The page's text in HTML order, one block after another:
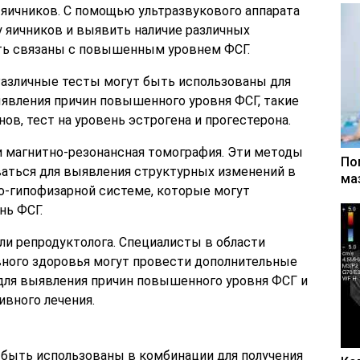
С помощью ультразвукового аппарата
и выявить наличие различных
связаны с повышенным уровнем ФСГ.
тесты могут быть использованы для
причин повышенного уровня ФСГ, такие
тест на уровень эстрогена и прогестерона.
резонансная томография. Эти методы
для выявления структурных изменений в
гипофизарной системе, которые могут
ФСГ.
репродуктолога. Специалисты в области
здоровья могут провести дополнительные
выявления причин повышенного уровня ФСГ и
лечения.
использованы в комбинации для получения